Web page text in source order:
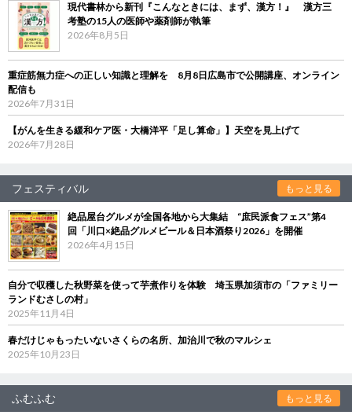
現代書林から新刊『こんなときには、まず、漢方！』 漢方三
考塾の15人の医師や薬剤師が執筆
2026年8月5日
重症筋無力症への正しい知識と理解を 8月8日広島市で公開講座、オンライン
配信も
2026年7月31日
【がんを生きる緩和ケア医・大橋洋平「足し算命」】天空を見上げて
2026年7月28日
フェスティバル もっと見る
絶品屋台グルメが全国各地から大集結 “庶民派食フェス”第4
回「川口×絶品グルメビール＆日本酒祭り2026」を開催
2026年4月15日
自分で収穫した秋野菜を使って芋煮作りを体験 埼玉県加須市の「ファミリー
ランドむさしの村」
2025年11月4日
春だけじゃもったいないさくらの名所、加治川で秋のマルシェ
2025年10月23日
ふむふむ もっと見る